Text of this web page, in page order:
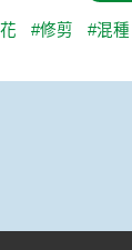
#修剪 #混種